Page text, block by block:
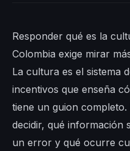
Responder qué es la
Colombia exige mirar
La cultura es el sistema
incentivos que enseña
tiene un guion
decidir, qué información
un error y qué ocurre